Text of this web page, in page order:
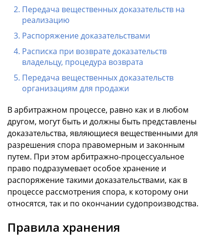
Передача вещественных доказательств на
реализацию
Распоряжение доказательствами
Расписка при возврате доказательств
владельцу, процедура возврата
Передача вещественных доказательств
организациям для продажи
В арбитражном процессе, равно как и в любом
другом, могут быть и должны быть представлены
доказательства, являющиеся вещественными для
разрешения спора правомерным и законным
путем. При этом арбитражно-процессуальное
право подразумевает особое хранение и
распоряжение такими доказательствами, как в
процессе рассмотрения спора, к которому они
относятся, так и по окончании судопроизводства.
Правила хранения